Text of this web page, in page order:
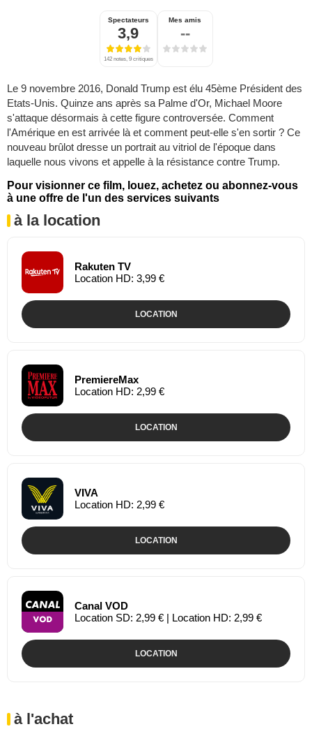
Spectateurs
3,9
142 notes, 9 critiques
Mes amis
--
Le 9 novembre 2016, Donald Trump est élu 45ème Président des
Etats-Unis. Quinze ans après sa Palme d'Or, Michael Moore
s'attaque désormais à cette figure controversée. Comment
l'Amérique en est arrivée là et comment peut-elle s'en sortir ? Ce
nouveau brûlot dresse un portrait au vitriol de l'époque dans
laquelle nous vivons et appelle à la résistance contre Trump.
Pour visionner ce film, louez, achetez ou abonnez-vous
à une offre de l'un des services suivants
à la location
Rakuten TV
Location HD: 3,99 €
LOCATION
PremiereMax
Location HD: 2,99 €
LOCATION
VIVA
Location HD: 2,99 €
LOCATION
Canal VOD
Location SD: 2,99 € | Location HD: 2,99 €
LOCATION
à l'achat